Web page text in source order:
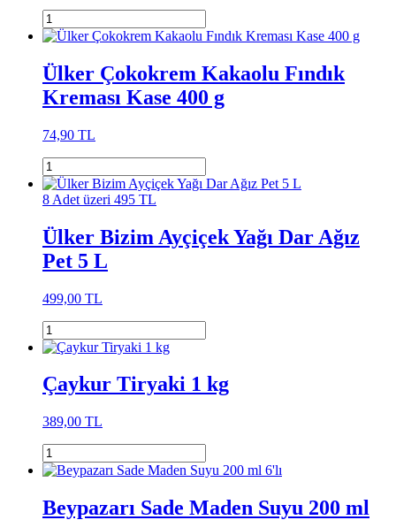
Ülker Çokokrem Kakaolu Fındık
Kreması Kase 400 g
74,90 TL
8 Adet üzeri 495 TL
Ülker Bizim Ayçiçek Yağı Dar Ağız
Pet 5 L
499,00 TL
Çaykur Tiryaki 1 kg
389,00 TL
Beypazarı Sade Maden Suyu 200 ml